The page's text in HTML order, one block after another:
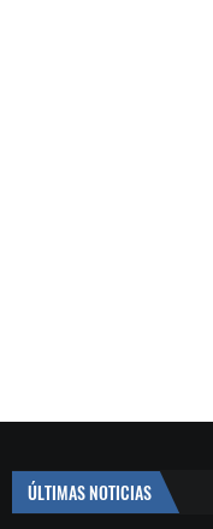
ÚLTIMAS NOTICIAS